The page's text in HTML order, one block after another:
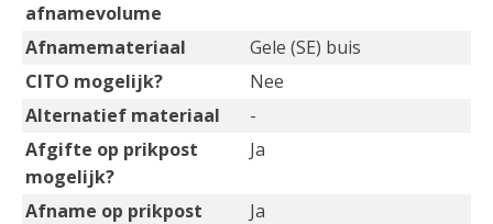
afnamevolume
Afnamemateriaal
Gele (SE) buis
CITO mogelijk?
Nee
Alternatief materiaal
-
Afgifte op prikpost
mogelijk?
Ja
Afname op prikpost
Ja